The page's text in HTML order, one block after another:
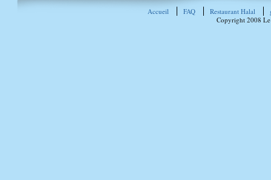
Accueil FAQ Restaurant Halal
Copyright 2008